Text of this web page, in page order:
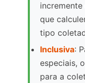
que
tipo
Inclusiva:
especiais,
para a